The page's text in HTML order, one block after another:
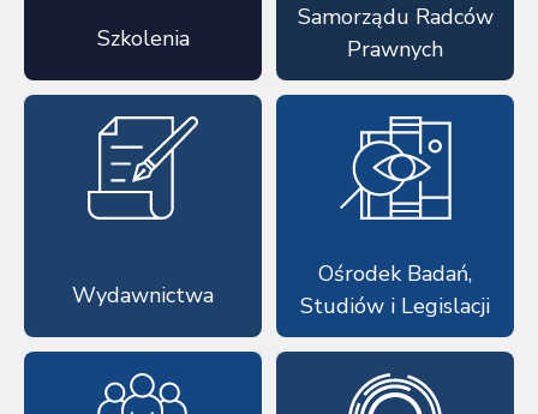
Szkolenia
Samorządu Radców
Prawnych
Wydawnictwa
Ośrodek Badań,
Studiów i Legislacji